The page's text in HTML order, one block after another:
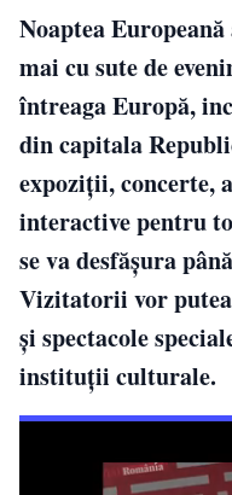
Noaptea
mai cu sute de
întreaga Europă,
din capitala
expoziții, concerte,
interactive pentru
se va desfășura
Vizitatorii vor
și spectacole
instituții culturale.